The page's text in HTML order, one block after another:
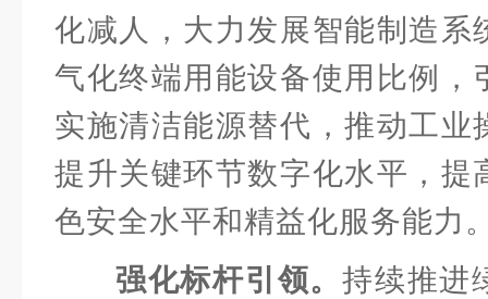
化减人，大力发展智能制造系
气化终端用能设备使用比例，
实施清洁能源替代，推动工业
提升关键环节数字化水平，提
色安全水平和精益化服务能力
强化标杆引领。持续推进